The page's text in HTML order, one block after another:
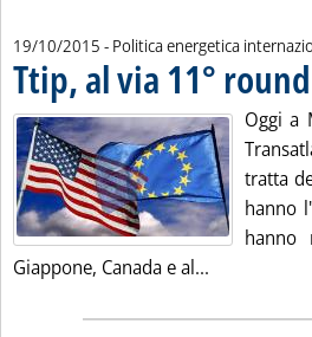
19/10/2015 - Politica energetica
Ttip, al via 11°
Oggi a
tratta
hanno
hanno
Giappone, Canada e al...